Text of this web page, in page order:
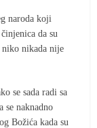
naroda koji
da su
niko nikada nije
se sada radi sa
se naknadno
Božića kada su